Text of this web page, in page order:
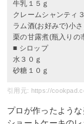
牛乳１５ｇ
クレームシャンティ
ラム酒(お好みで)小
栗の甘露煮(瓶入りの
■ シロップ
水３０ｇ
砂糖１０ｇ
引用元: https://
プロが作ったよう